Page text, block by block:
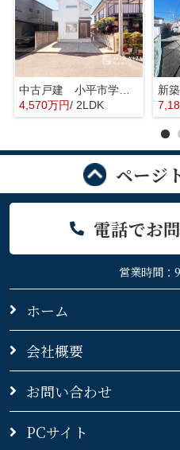
中古戸建 小平市学園東町 全1棟
4,570万円/ 2LDK
ページ
電話でお
営業時間：
ホーム
会社概要
お問い合わせ
PCサイト